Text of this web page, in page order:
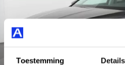
Toestemming Details